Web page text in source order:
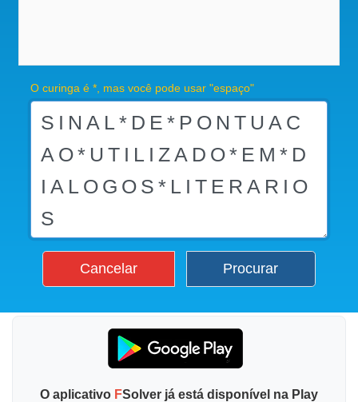
O curinga é *, mas você pode usar "espaço"
Cancelar Procurar
O aplicativo FSolver já está disponível na Play